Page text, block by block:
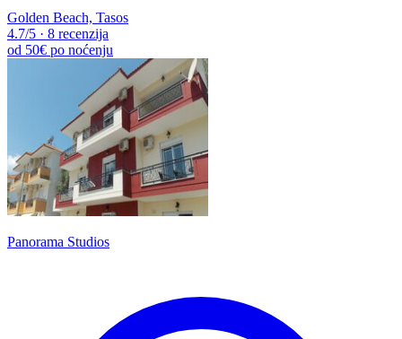
Golden Beach, Tasos
4.7/5 · 8 recenzija
od 50€ po noćenju
Panorama Studios